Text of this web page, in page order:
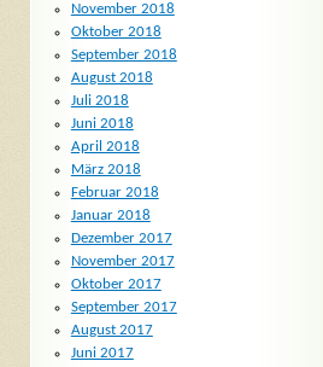
November 2018
Oktober 2018
September 2018
August 2018
Juli 2018
Juni 2018
April 2018
März 2018
Februar 2018
Januar 2018
Dezember 2017
November 2017
Oktober 2017
September 2017
August 2017
Juni 2017